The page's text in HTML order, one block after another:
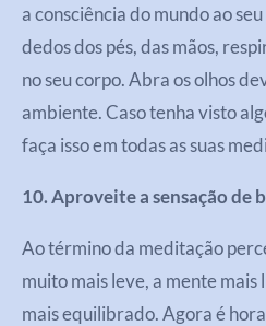
a consciência do mundo ao
dedos dos pés, das mãos,
no seu corpo. Abra os olhos
ambiente. Caso tenha visto
faça isso em todas as suas
10. Aproveite a sensação de
Ao término da meditação
muito mais leve, a mente mais
mais equilibrado. Agora é